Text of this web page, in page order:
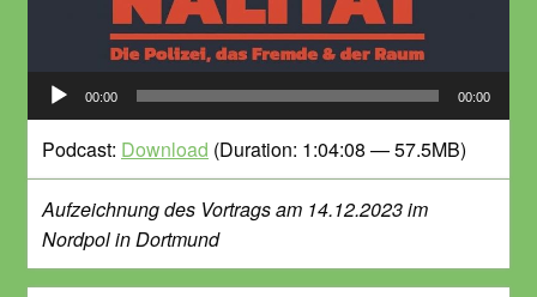
Audio-
Player
00:00 00:00
Podcast: Download (Duration: 1:04:08 — 57.5MB)
Aufzeichnung des Vortrags am 14.12.2023 im
Nordpol in Dortmund